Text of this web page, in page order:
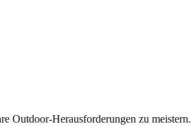
Outdoor-Herausforderungen zu meistern.